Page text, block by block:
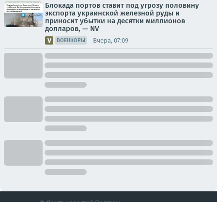
Блокада портов ставит под угрозу половину
экспорта украинской железной руды и
приносит убытки на десятки миллионов
долларов, — NV
ВОЕНКОРЫ Вчера, 07:09